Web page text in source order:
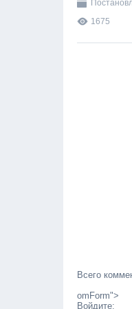
1675
Всего
omForm">
Войдите: